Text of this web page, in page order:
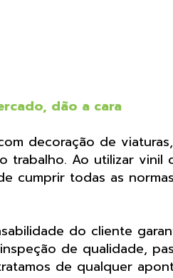
dão a cara
decoração de
trabalho. Ao utilizar
cumprir todas as
do cliente
de qualidade,
de qualquer